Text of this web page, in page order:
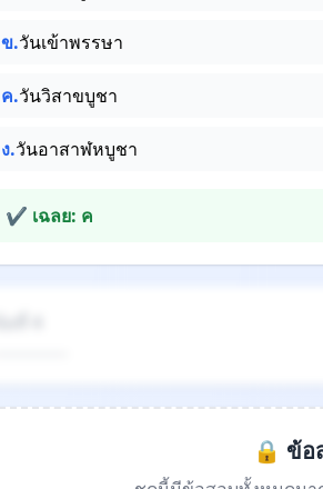
ข.วันเข้าพรรษา
ค.วันวิสาขบูชา
ง.วันอาสาฬหบูชา
✔ เฉลย: ค
🔒 ข้อ